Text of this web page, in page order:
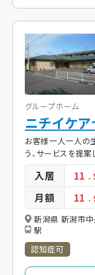
グループホーム
ニチイケ
お客様一人一人の
う、サービスを提案
入居 11 .
月額 11 .
新潟県 新潟市
駅
認知症可